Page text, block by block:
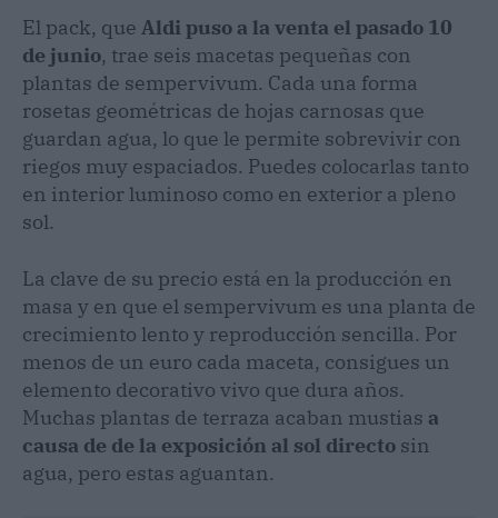
El pack, que Aldi puso a la venta el pasado 10
de junio, trae seis macetas pequeñas con
plantas de sempervivum. Cada una forma
rosetas geométricas de hojas carnosas que
guardan agua, lo que le permite sobrevivir con
riegos muy espaciados. Puedes colocarlas tanto
en interior luminoso como en exterior a pleno
sol.
La clave de su precio está en la producción en
masa y en que el sempervivum es una planta de
crecimiento lento y reproducción sencilla. Por
menos de un euro cada maceta, consigues un
elemento decorativo vivo que dura años.
Muchas plantas de terraza acaban mustias a
causa de de la exposición al sol directo sin
agua, pero estas aguantan.